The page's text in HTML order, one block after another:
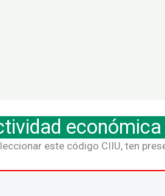
este código CIIU, ten